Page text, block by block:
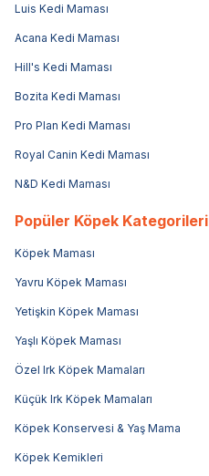
Luis Kedi Maması
Acana Kedi Maması
Hill's Kedi Maması
Bozita Kedi Maması
Pro Plan Kedi Maması
Royal Canin Kedi Maması
N&D Kedi Maması
Popüler Köpek Kategorileri
Köpek Maması
Yavru Köpek Maması
Yetişkin Köpek Maması
Yaşlı Köpek Maması
Özel Irk Köpek Mamaları
Küçük Irk Köpek Mamaları
Köpek Konservesi & Yaş Mama
Köpek Kemikleri